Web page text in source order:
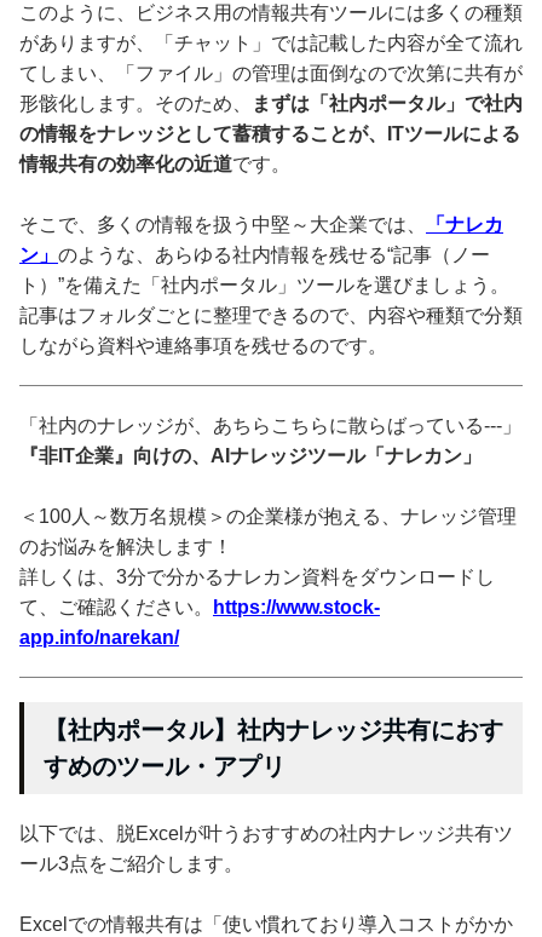
このように、ビジネス用の情報共有ツールには多くの種類
がありますが、「チャット」では記載した内容が全て流れ
てしまい、「ファイル」の管理は面倒なので次第に共有が
形骸化します。そのため、
まずは「社内ポータル」で社内
の情報をナレッジとして蓄積することが、ITツールによる
情報共有の効率化の近道です。
そこで、多くの情報を扱う中堅～大企業では、
「ナレカ
ン」 のような、あらゆる社内情報を残せる“記事（ノー
ト）”を備えた「社内ポータル」ツールを選びましょう。
記事はフォルダごとに整理できるので、内容や種類で分類
しながら資料や連絡事項を残せるのです。
「社内のナレッジが、あちらこちらに散らばっている---」
『非IT企業』向けの、AIナレッジツール「ナレカン」
＜100人～数万名規模＞の企業様が抱える、ナレッジ管理
のお悩みを解決します！
詳しくは、3分で分かるナレカン資料をダウンロードし
て、ご確認ください。
https://www.stock-
app.info/narekan/
【社内ポータル】社内ナレッジ共有におす
すめのツール・アプリ
以下では、脱Excelが叶うおすすめの社内ナレッジ共有ツ
ール3点をご紹介します。
Excelでの情報共有は「使い慣れており導入コストがかか